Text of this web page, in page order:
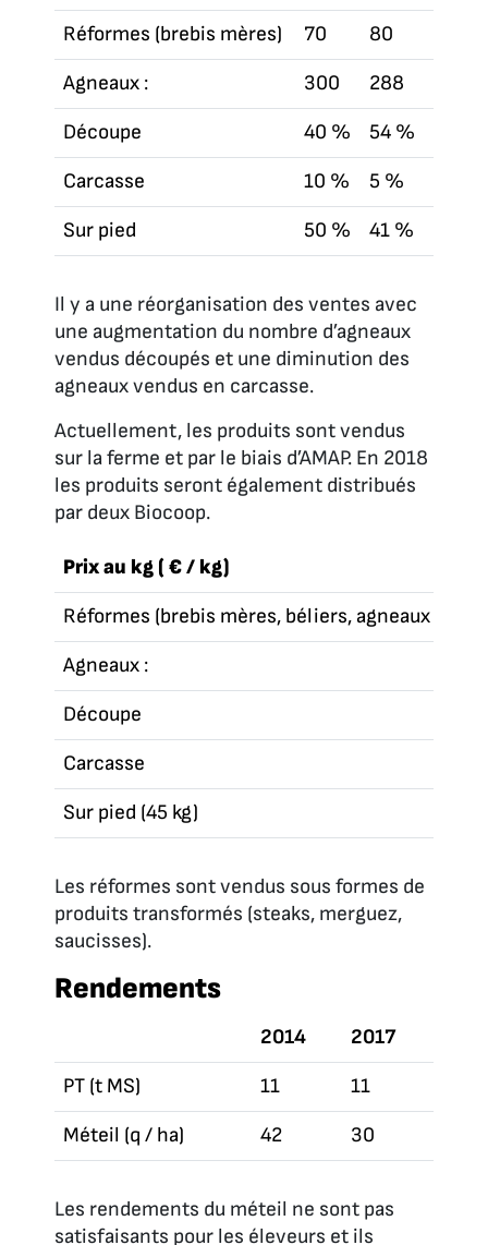
Réformes (brebis mères)
70
80
Agneaux :
300
288
Découpe
40 %
54 %
Carcasse
10 %
5 %
Sur pied
50 % 41 %
Il y a une réorganisation des ventes avec
une augmentation du nombre d’agneaux
vendus découpés et une diminution des
agneaux vendus en carcasse.
Actuellement, les produits sont vendus
sur la ferme et par le biais d’AMAP. En 2018
les produits seront également distribués
par deux Biocoop.
Prix au kg ( € / kg)
Réformes (brebis mères, béliers, agneaux âgés)
Agneaux :
Découpe
Carcasse
Sur pied (45 kg)
Les réformes sont vendus sous formes de
produits transformés (steaks, merguez,
saucisses).
Rendements
2014
2017
PT (t MS)
11
11
Méteil (q / ha)
42 30
Les rendements du méteil ne sont pas
satisfaisants pour les éleveurs et ils